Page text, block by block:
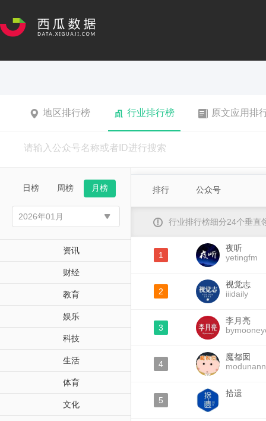
地区排行榜 行业排行榜 原文应用排
日榜 周榜 月榜
资讯
财经
教育
娱乐
科技
生活
体育
文化
排行 公众号
行业排行榜细分24个垂直
1
夜听
yetingfm
2
视觉志
iiidaily
3
李月亮
4
魔都囡
modunann
5
拾遗